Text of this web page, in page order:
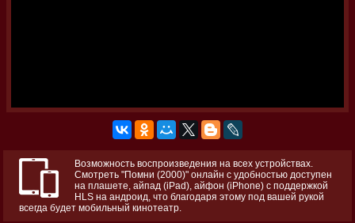
Возможность воспроизведения на всех устройствах.
Смотреть "Помни (2000)" онлайн с удобностью доступен
на плашете, айпад (iPad), айфон (iPhone) с поддержкой
HLS на андроид, что благодаря этому под вашей рукой
всегда будет мобильный кинотеатр.